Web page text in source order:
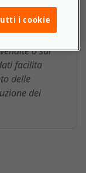
di
esempio il
o sui
facilita
delle
dei
i cookie